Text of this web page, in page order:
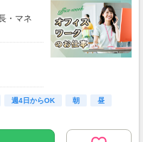
・マネ
手当
！
週4日からOK 朝
昼